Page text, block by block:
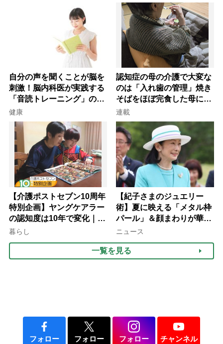
自分の声を聞くことが脳を
刺激！脳内科医が実践する
「音読トレーニング」の極
意
健康
認知症の母の介護で大変な
のは「入れ歯の管理」焼き
そばをほぼ完食した母に息
子が血の気が引いた理由
連載
【介護ポストセブン10周年
特別企画】ヤングケアラー
の認知度は10年で変化｜流
行語大賞にノミネート、法
暮らし
【紀子さまのジュエリー
術】夏に映える「メタル枠
パール」＆顔まわりが華や
ぐ「揺れる一粒」の使い分
ニュース
一覧を見る
フォロー フォロー フォロー チャンネル